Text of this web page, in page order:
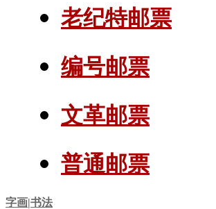
老纪特邮票
编号邮票
文革邮票
普通邮票
字画|书法